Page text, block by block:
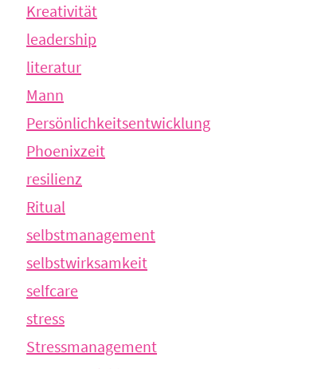
Kreativität
leadership
literatur
Mann
Persönlichkeitsentwicklung
Phoenixzeit
resilienz
Ritual
selbstmanagement
selbstwirksamkeit
selfcare
stress
Stressmanagement